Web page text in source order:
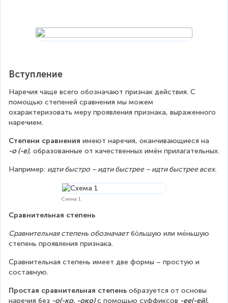
Вступление
Наречия чаще всего обозначают признак действия. С
помощью степеней сравнения мы можем
охарактеризовать меру проявления признака, выраженного
наречием.
Степени сравнения имеют наречия, оканчивающиеся на
-о (-е), образованные от качественных имён прилагательных.
Например: идти быстро – идти быстрее – идти быстрее всех.
Схема 1
Сравнительная степень
Сравнительная степень обозначает бόльшую или ме́ньшую
степень проявления признака.
Сравнительная степень имеет две формы – простую и
составную.
Простая сравнительная степень образуется от основы
наречия без -о(-ко, -око) с помощью суффиксов -ее(-ей),